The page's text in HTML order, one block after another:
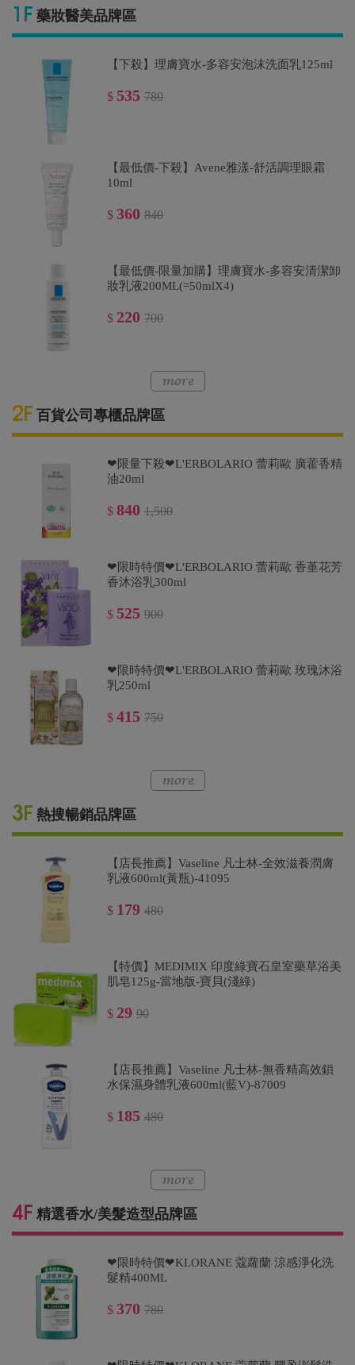
【店長推薦】Avene雅漾-舒護活泉水
【下殺67折】理膚寶水-全護清透亮顏防曬隔
離乳30ml(新瑰蜜霜)
$ 660 990
藥妝醫美品牌區
【下殺】理膚寶水-多容安泡沫洗面乳125ml
$ 535 780
【最低價-下殺】Avene雅漾-舒活調理眼霜
10ml
$ 360 840
【最低價-限量加購】理膚寶水-多容安清潔卸
妝乳液200ML(=50mlX4)
$ 220 700
百貨公司專櫃品牌區
❤限量下殺❤L'ERBOLARIO 蕾莉歐 廣藿香精
油20ml
$ 840 1,500
❤限時特價❤L'ERBOLARIO 蕾莉歐 香堇花芳
香沐浴乳300ml
$ 525 900
❤限時特價❤L'ERBOLARIO 蕾莉歐 玫瑰沐浴
乳250ml
$ 415 750
熱搜暢銷品牌區
【店長推薦】Vaseline 凡士林-全效滋養潤膚
乳液600ml(黃瓶)-41095
$ 179 480
【特價】MEDIMIX 印度綠寶石皇室藥草浴美
肌皂125g-當地版-寶貝(淺綠)
$ 29 90
【店長推薦】Vaseline 凡士林-無香精高效鎖
水保濕身體乳液600ml(藍V)-87009
$ 185 480
精選香水/美髮造型品牌區
❤限時特價❤KLORANE 蔻蘿蘭 涼感淨化洗
髮精400ML
$ 370 780